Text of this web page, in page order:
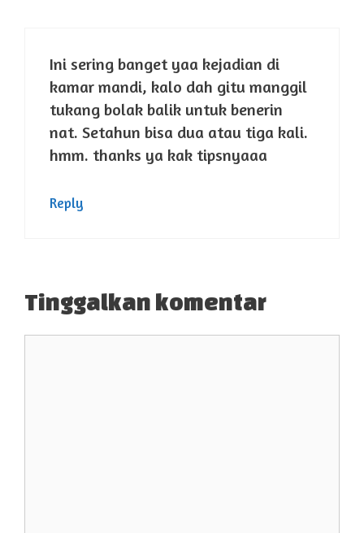
Ini sering banget yaa kejadian di
kamar mandi, kalo dah gitu manggil
tukang bolak balik untuk benerin
nat. Setahun bisa dua atau tiga kali.
hmm. thanks ya kak tipsnyaaa
Reply
Tinggalkan komentar